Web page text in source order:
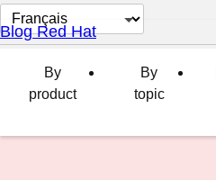
Changer
la
langue
Blog Red Hat
By
product
By
topic